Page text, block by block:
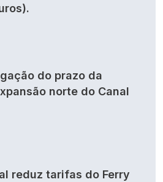
do prazo da
norte do Canal
reduz tarifas do Ferry